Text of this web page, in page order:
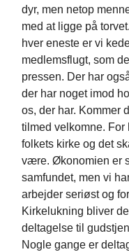
dyr, men netop
med at ligge på
hver eneste er vi
medlemsflugt, som
pressen. Der har
der har noget imod
os, der har. Kommer
tilmed velkomne. For
folkets kirke og det
være. Økonomien er
samfundet, men vi
arbejder seriøst og
Kirkelukning bliver
deltagelse til
Nogle gange er